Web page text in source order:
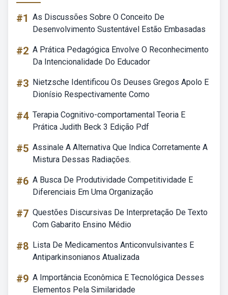
#1 As Discussões Sobre O Conceito De
Desenvolvimento Sustentável Estão Embasadas
#2 A Prática Pedagógica Envolve O Reconhecimento
Da Intencionalidade Do Educador
#3 Nietzsche Identificou Os Deuses Gregos Apolo E
Dionísio Respectivamente Como
#4 Terapia Cognitivo-comportamental Teoria E
Prática Judith Beck 3 Edição Pdf
#5 Assinale A Alternativa Que Indica Corretamente A
Mistura Dessas Radiações.
#6 A Busca De Produtividade Competitividade E
Diferenciais Em Uma Organização
#7 Questões Discursivas De Interpretação De Texto
Com Gabarito Ensino Médio
#8 Lista De Medicamentos Anticonvulsivantes E
Antiparkinsonianos Atualizada
#9 A Importância Econômica E Tecnológica Desses
Elementos Pela Similaridade